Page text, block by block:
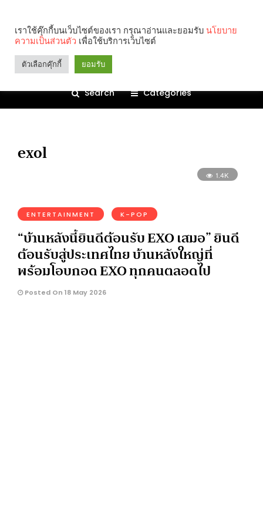
Search Categories
exol
1.4K
ENTERTAINMENT K-POP
“บ้านหลังนี้ยินดีต้อนรับ EXO เสมอ” ยินดี
ต้อนรับสู่ประเทศไทย บ้านหลังใหญ่ที่
พร้อมโอบกอด EXO ทุกคนตลอดไป
Posted On 18 May 2026
เราใช้คุ๊กกี้บนเว็บไซต์ของเรา กรุณาอ่านและยอมรับ นโยบาย
ความเป็นส่วนตัว เพื่อใช้บริการเว็บไซต์
ตัวเลือกคุ๊กกี้ ยอมรับ